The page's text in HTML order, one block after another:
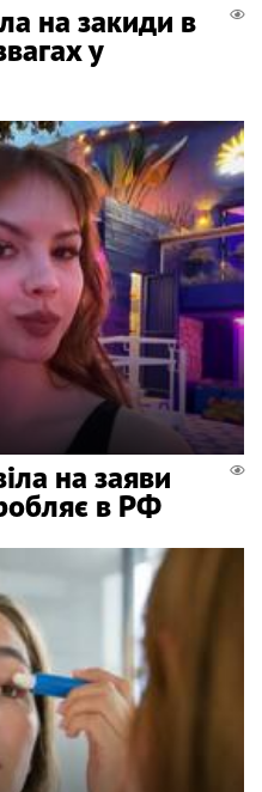
на закиди в
у
на заяви
в РФ